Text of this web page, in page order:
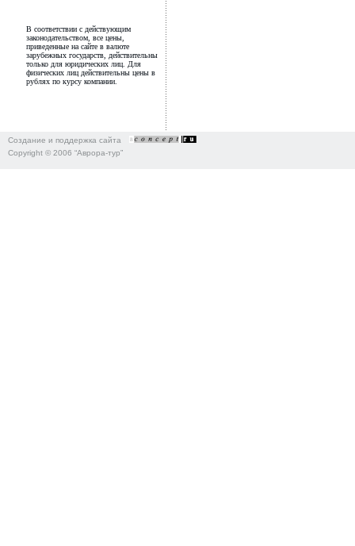
В соответствии с действующим
законодательством, все цены,
приведенные на сайте в валюте
зарубежных государств, действительны
только для юридических лиц. Для
физических лиц действительны цены в
рублях по курсу компании.
Создание и поддержка сайта
Copyright © 2006 “Аврора-тур”